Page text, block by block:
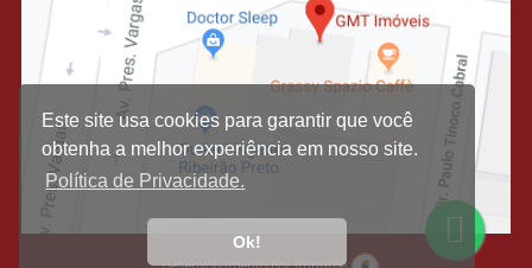
Este site usa cookies para garantir que você
obtenha a melhor experiência em nosso site.
Política de Privacidade.
Ok!